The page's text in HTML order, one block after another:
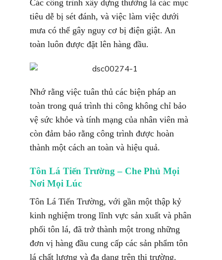
Các công trình xây dựng thường là các mục
tiêu dễ bị sét đánh, và việc làm việc dưới
mưa có thể gây nguy cơ bị điện giật. An
toàn luôn được đặt lên hàng đầu.
Nhớ rằng việc tuân thủ các biện pháp an
toàn trong quá trình thi công không chỉ bảo
vệ sức khỏe và tính mạng của nhân viên mà
còn đảm bảo rằng công trình được hoàn
thành một cách an toàn và hiệu quả.
Tôn Lá Tiến Trường – Che Phủ Mọi
Nơi Mọi Lúc
Tôn Lá Tiến Trường, với gần một thập kỷ
kinh nghiệm trong lĩnh vực sản xuất và phân
phối tôn lá, đã trở thành một trong những
đơn vị hàng đầu cung cấp các sản phẩm tôn
lá chất lượng và đa dạng trên thị trường.